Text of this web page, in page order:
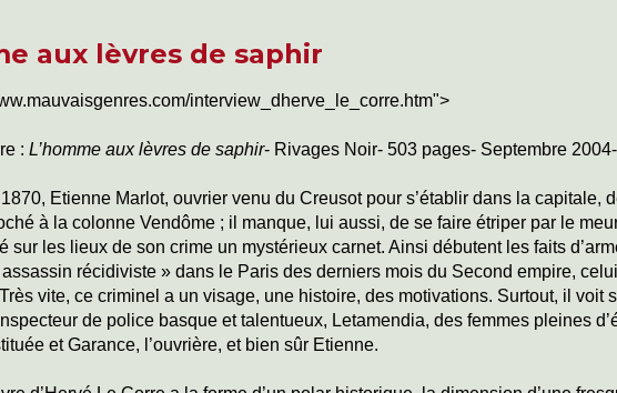
aux lèvres de saphir
interview_dherve_le_corre.htm">
: L’homme aux lèvres de saphir- Rivages Noir- 503 pages- Septembre
Etienne Marlot, ouvrier venu du Creusot pour s’établir dans la capitale,
à la colonne Vendôme ; il manque, lui aussi, de se faire étriper par le
sur les lieux de son crime un mystérieux carnet. Ainsi débutent les faits
assassin récidiviste » dans le Paris des derniers mois du Second empire,
Très vite, ce criminel a un visage, une histoire, des motivations. Surtout, il voit
de police basque et talentueux, Letamendia, des femmes pleines
et Garance, l’ouvrière, et bien sûr Etienne.